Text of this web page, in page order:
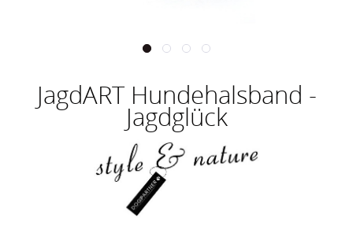
JagdART Hundehalsband -
Jagdglück